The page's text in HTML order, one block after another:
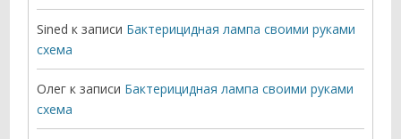
Sined к записи Бактерицидная лампа своими руками
схема
Олег к записи Бактерицидная лампа своими руками
схема